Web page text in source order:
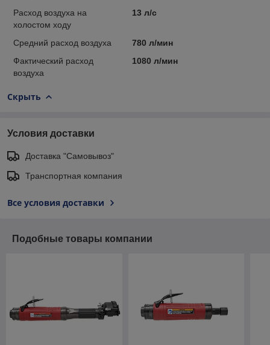
Расход воздуха на
холостом ходу
13 л/с
Средний расход воздуха
780 л/мин
Фактический расход
воздуха
1080 л/мин
Скрыть
Условия доставки
Доставка "Самовывоз"
Транспортная компания
Все условия доставки
Подобные товары компании